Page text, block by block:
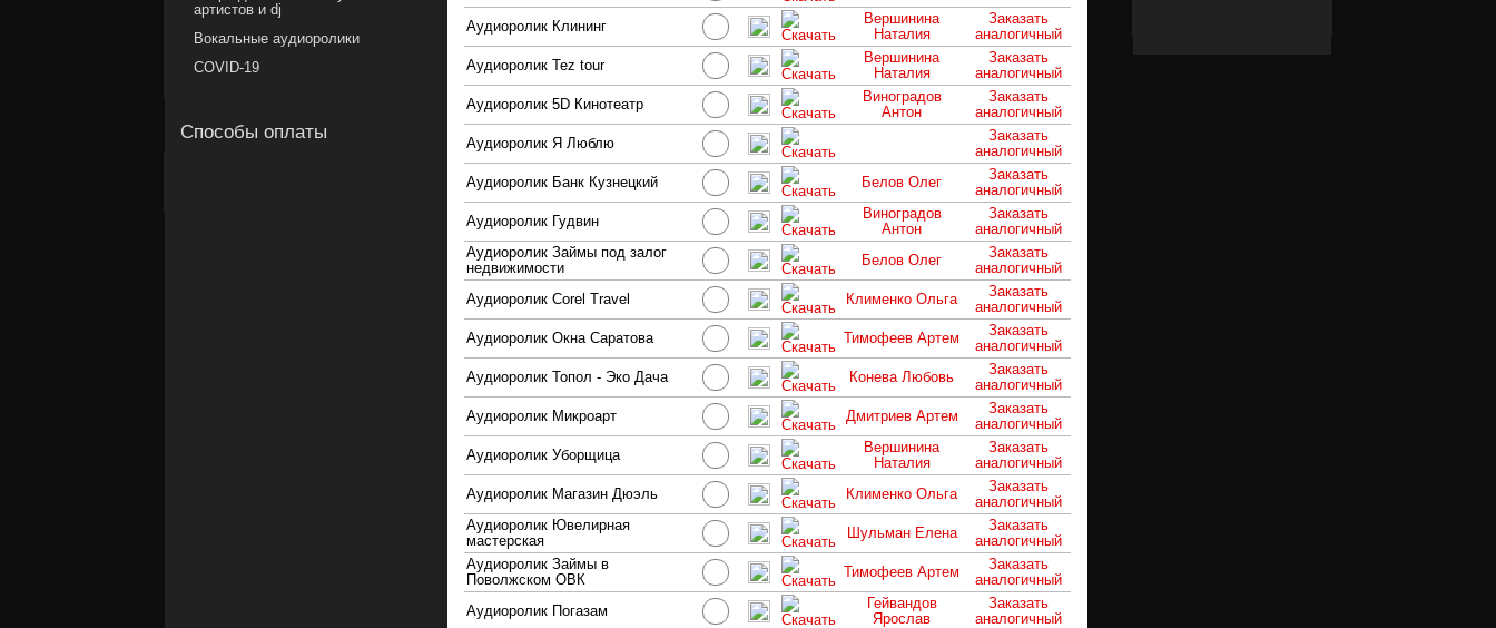
Аудиоролик Клининг
Вершинина
Наталия
Заказать
аналогичный
Аудиоролик Tez tour
Вершинина
Наталия
Заказать
аналогичный
Аудиоролик 5D Кинотеатр
Виноградов
Антон
Заказать
аналогичный
Аудиоролик Я Люблю
Заказать
аналогичный
Аудиоролик Банк Кузнецкий
Белов Олег
Заказать
аналогичный
Аудиоролик Гудвин
Виноградов
Антон
Заказать
аналогичный
Аудиоролик Займы под залог
недвижимости
Белов Олег
Заказать
аналогичный
Аудиоролик Corel Travel
Клименко Ольга
Заказать
аналогичный
Аудиоролик Окна Саратова
Тимофеев Артем
Заказать
аналогичный
Аудиоролик Топол - Эко Дача
Конева Любовь
Заказать
аналогичный
Аудиоролик Микроарт
Дмитриев Артем
Заказать
аналогичный
Аудиоролик Уборщица
Вершинина
Наталия
Заказать
аналогичный
Аудиоролик Магазин Дюэль
Клименко Ольга
Заказать
аналогичный
Аудиоролик Ювелирная
мастерская
Шульман Елена
Заказать
аналогичный
Аудиоролик Займы в
Поволжском ОВК
Тимофеев Артем
Заказать
аналогичный
Аудиоролик Погазам
Гейвандов
Ярослав
Заказать
аналогичный
артистов и dj
Вокальные аудиоролики
COVID-19
Способы оплаты